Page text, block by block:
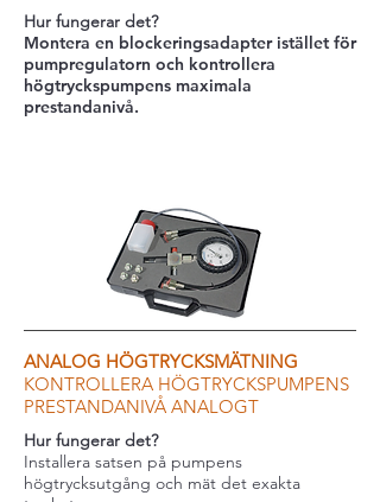
Hur fungerar det?
Montera en blockeringsadapter istället för
pumpregulatorn och kontrollera
högtryckspumpens maximala
prestandanivå.
ANALOG HÖGTRYCKSMÄTNING
KONTROLLERA HÖGTRYCKSPUMPENS
PRESTANDANIVÅ ANALOGT
Hur fungerar det?
Installera satsen på pumpens
högtrycksutgång och mät det exakta